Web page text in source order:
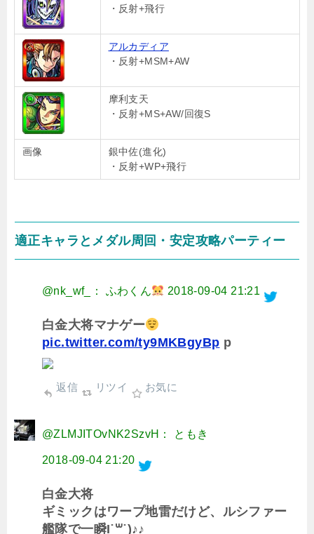
・反射+飛行
アルカディア
・反射+MSM+AW
摩利支天
・反射+MS+AW/回復S
画像
銀中佐(進化)
・反射+WP+飛行
適正キャラとメダル周回・安定攻略パーティー
@nk_wf_： ふわくん 2018-09-04 21:21
白金大将マナゲー
pic.twitter.com/ty9MKBgyBp p
返信 リツイ お気に
@ZLMJITOvNK2SzvH： ともき
2018-09-04 21:20
白金大将
ギミックはワープ地雷だけど、ルシファー
艦隊で一瞬I˙꒳​˙)♪♪